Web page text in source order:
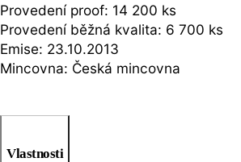
Provedení proof: 14 200 ks
Provedení běžná kvalita: 6 700 ks
Emise: 23.10.2013
Mincovna: Česká mincovna
Vlastnosti